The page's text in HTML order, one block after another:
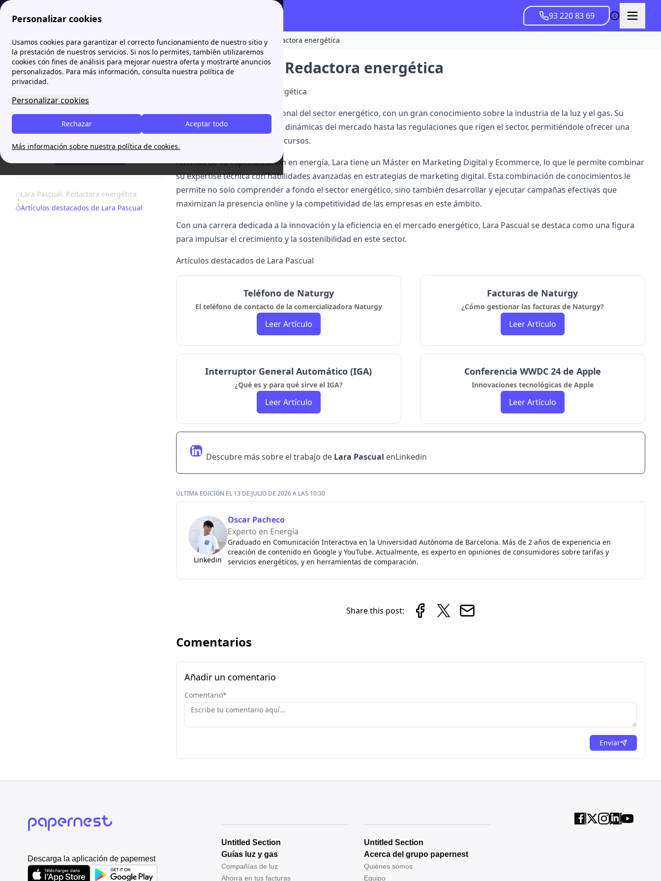
Personalizar cookies
Usamos cookies para garantizar el correcto funcionamiento de nuestro sitio y
la prestación de nuestros servicios. Si nos lo permites, también utilizaremos
cookies con fines de análisis para mejorar nuestra oferta y mostrarte anuncios
personalizados. Para más información, consulta nuestra política de
privacidad.
Personalizar cookies
Aceptar todo
Rechazar
Más información sobre nuestra política de cookies.
93 220 83 69
Papernest.es El Equipo detrás del contenido de papernest Lara Pascual | Redactora energética
¿Necesitas ayuda?
Table of Contents
Lara Pascual, Redactora energética
Artículos destacados de Lara Pascual
Lara Pascual | Redactora energética
Lara Pascual, Redactora energética
Lara Pascuales una profesional del sector energético, con un gran conocimiento sobre la industria de la luz y el gas. Su
experiencia abarca desde las dinámicas del mercado hasta las regulaciones que rigen el sector, permitiéndole ofrecer una
visión experta sobre estos recursos.
Además de su especialización en energía, Lara tiene un Máster en Marketing Digital y Ecommerce, lo que le permite combinar
su expertise técnica con habilidades avanzadas en estrategias de marketing digital. Esta combinación de conocimientos le
permite no solo comprender a fondo el sector energético, sino también desarrollar y ejecutar campañas efectivas que
maximizan la presencia online y la competitividad de las empresas en este ámbito.
Con una carrera dedicada a la innovación y la eficiencia en el mercado energético, Lara Pascual se destaca como una figura
para impulsar el crecimiento y la sostenibilidad en este sector.
Artículos destacados de Lara Pascual
Teléfono de Naturgy
El teléfono de contacto de la comercializadora Naturgy
Leer Artículo
Facturas de Naturgy
¿Cómo gestionar las facturas de Naturgy?
Leer Artículo
Interruptor General Automático (IGA)
¿Qué es y para qué sirve el IGA?
Leer Artículo
Conferencia WWDC 24 de Apple
Innovaciones tecnológicas de Apple
Leer Artículo
Descubre más sobre el trabajo de Lara Pascual enLinkedin
ÚLTIMA EDICIÓN EL 13 DE JULIO DE 2026 A LAS 10:30
Linkedin
Oscar Pacheco
Experto en Energía
Graduado en Comunicación Interactiva en la Universidad Autónoma de Barcelona. Más de 2 años de experiencia en
creación de contenido en Google y YouTube. Actualmente, es experto en opiniones de consumidores sobre tarifas y
servicios energéticos, y en herramientas de comparación.
Share this post:
Comentarios
Añadir un comentario
Comentario*
Enviar
Descarga la aplicación de papernest
Untitled Section
Guías luz y gas
Compañías de luz
Ahorra en tus facturas
Untitled Section
Acerca del grupo papernest
Quiénes somos
Equipo